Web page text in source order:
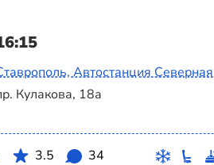
Автостанция Северная
Кулакова, 18а
3.5 34